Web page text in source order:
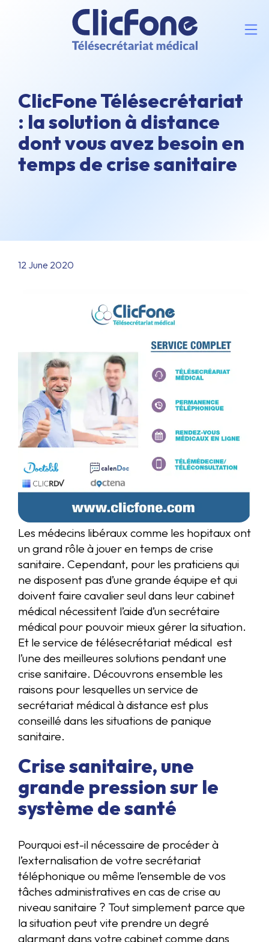
ClicFone Télésecrétariat
: la solution à distance
dont vous avez besoin en
temps de crise sanitaire
12 June 2020
Les médecins libéraux comme les hopitaux ont
un grand rôle à jouer en temps de crise
sanitaire. Cependant, pour les praticiens qui
ne disposent pas d’une grande équipe et qui
doivent faire cavalier seul dans leur cabinet
médical nécessitent l’aide d’un secrétaire
médical pour pouvoir mieux gérer la situation.
Et le service de télésecrétariat médical est
l’une des meilleures solutions pendant une
crise sanitaire. Découvrons ensemble les
raisons pour lesquelles un service de
secrétariat médical à distance est plus
conseillé dans les situations de panique
sanitaire.
Crise sanitaire, une
grande pression sur le
système de santé
Pourquoi est-il nécessaire de procéder à
l’externalisation de votre secrétariat
téléphonique ou même l’ensemble de vos
tâches administratives en cas de crise au
niveau sanitaire ? Tout simplement parce que
la situation peut vite prendre un degré
alarmant dans votre cabinet comme dans